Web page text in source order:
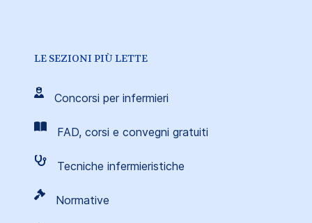
LE SEZIONI PIÙ LETTE
Concorsi per infermieri
FAD, corsi e convegni gratuiti
Tecniche infermieristiche
Normative